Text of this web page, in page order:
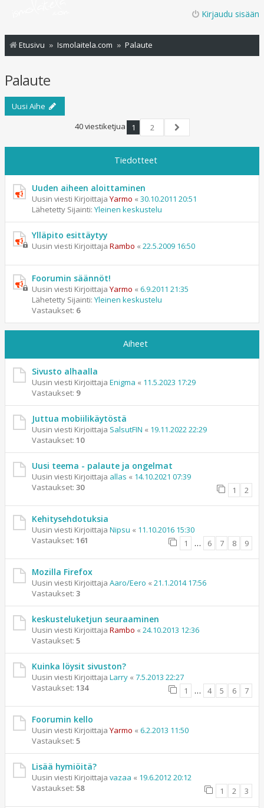
Kirjaudu sisään
Etusivu Ismolaitela.com Palaute
Palaute
Uusi Aihe
40 viestiketjua
1
2
Seuraava
Tiedotteet
Uuden aiheen aloittaminen
Uusin viesti Kirjoittaja Yarmo « 30.10.2011 20:51
Lähetetty Sijainti: Yleinen keskustelu
Ylläpito esittäytyy
Uusin viesti Kirjoittaja Rambo « 22.5.2009 16:50
Foorumin säännöt!
Uusin viesti Kirjoittaja Yarmo « 6.9.2011 21:35
Lähetetty Sijainti: Yleinen keskustelu
Vastaukset: 6
Aiheet
Sivusto alhaalla
Uusin viesti Kirjoittaja Enigma « 11.5.2023 17:29
Vastaukset: 9
Juttua mobiilikäytöstä
Uusin viesti Kirjoittaja SalsutFIN « 19.11.2022 22:29
Vastaukset: 10
Uusi teema - palaute ja ongelmat
Uusin viesti Kirjoittaja allas « 14.10.2021 07:39
Vastaukset: 30 1 2
Kehitysehdotuksia
Uusin viesti Kirjoittaja Nipsu « 11.10.2016 15:30
Vastaukset: 161 1 … 6 7 8 9
Mozilla Firefox
Uusin viesti Kirjoittaja Aaro/Eero « 21.1.2014 17:56
Vastaukset: 3
keskusteluketjun seuraaminen
Uusin viesti Kirjoittaja Rambo « 24.10.2013 12:36
Vastaukset: 5
Kuinka löysit sivuston?
Uusin viesti Kirjoittaja Larry « 7.5.2013 22:27
Vastaukset: 134 1 … 4 5 6 7
Foorumin kello
Uusin viesti Kirjoittaja Yarmo « 6.2.2013 11:50
Vastaukset: 5
Lisää hymiöitä?
Uusin viesti Kirjoittaja vazaa « 19.6.2012 20:12
Vastaukset: 58 1 2 3